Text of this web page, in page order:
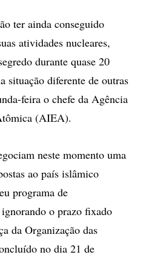
ter ainda conseguido
atividades nucleares,
durante quase 20
situação diferente de outras
feira o chefe da Agência
(AIEA).
neste momento uma
ao país islâmico
programa de
o prazo fixado
da Organização das
no dia 21 de